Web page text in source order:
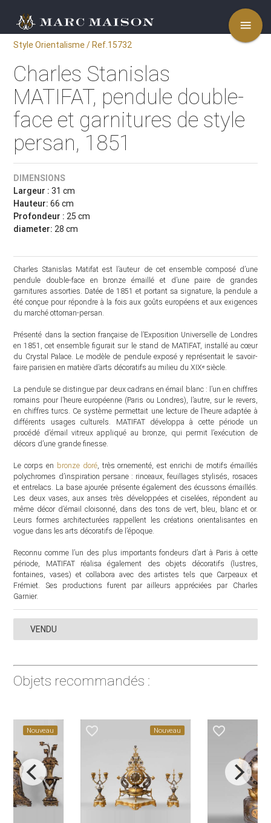
menu
Style Orientalisme / Ref.15732
Charles Stanislas
MATIFAT, pendule double-
face et garnitures de style
persan, 1851
DIMENSIONS
Largeur : 31 cm
Hauteur: 66 cm
Profondeur : 25 cm
diameter: 28 cm
Charles Stanislas Matifat est l’auteur de cet ensemble composé d’une
pendule double-face en bronze émaillé et d’une paire de grandes
garnitures assorties. Datée de 1851 et portant sa signature, la pendule a
été conçue pour répondre à la fois aux goûts européens et aux exigences
du marché ottoman-persan.
Présenté dans la section française de l’Exposition Universelle de Londres
en 1851, cet ensemble figurait sur le stand de MATIFAT, installé au cœur
du Crystal Palace. Le modèle de pendule exposé y représentait le savoir-
faire parisien en matière d’arts décoratifs au milieu du XIXᵉ siècle.
La pendule se distingue par deux cadrans en émail blanc : l’un en chiffres
romains pour l’heure européenne (Paris ou Londres), l’autre, sur le revers,
en chiffres turcs. Ce système permettait une lecture de l’heure adaptée à
différents usages culturels. MATIFAT développa à cette période un
procédé d’émail vitreux appliqué au bronze, qui permit l’exécution de
décors d’une grande finesse.
Le corps en bronze doré, très ornementé, est enrichi de motifs émaillés
polychromes d’inspiration persane : rinceaux, feuillages stylisés, rosaces
et entrelacs. La base ajourée présente également des écussons émaillés.
Les deux vases, aux anses très développées et ciselées, répondent au
même décor d’émail cloisonné, dans des tons de vert, bleu, blanc et or.
Leurs formes architecturées rappellent les créations orientalisantes en
vogue dans les arts décoratifs de l’époque.
Reconnu comme l’un des plus importants fondeurs d’art à Paris à cette
période, MATIFAT réalisa également des objets décoratifs (lustres,
fontaines, vases) et collabora avec des artistes tels que Carpeaux et
Frémiet. Ses productions furent par ailleurs appréciées par Charles
Garnier.
VENDU
Objets recommandés :
Nouveau favorite_border Nouveau favorite_border